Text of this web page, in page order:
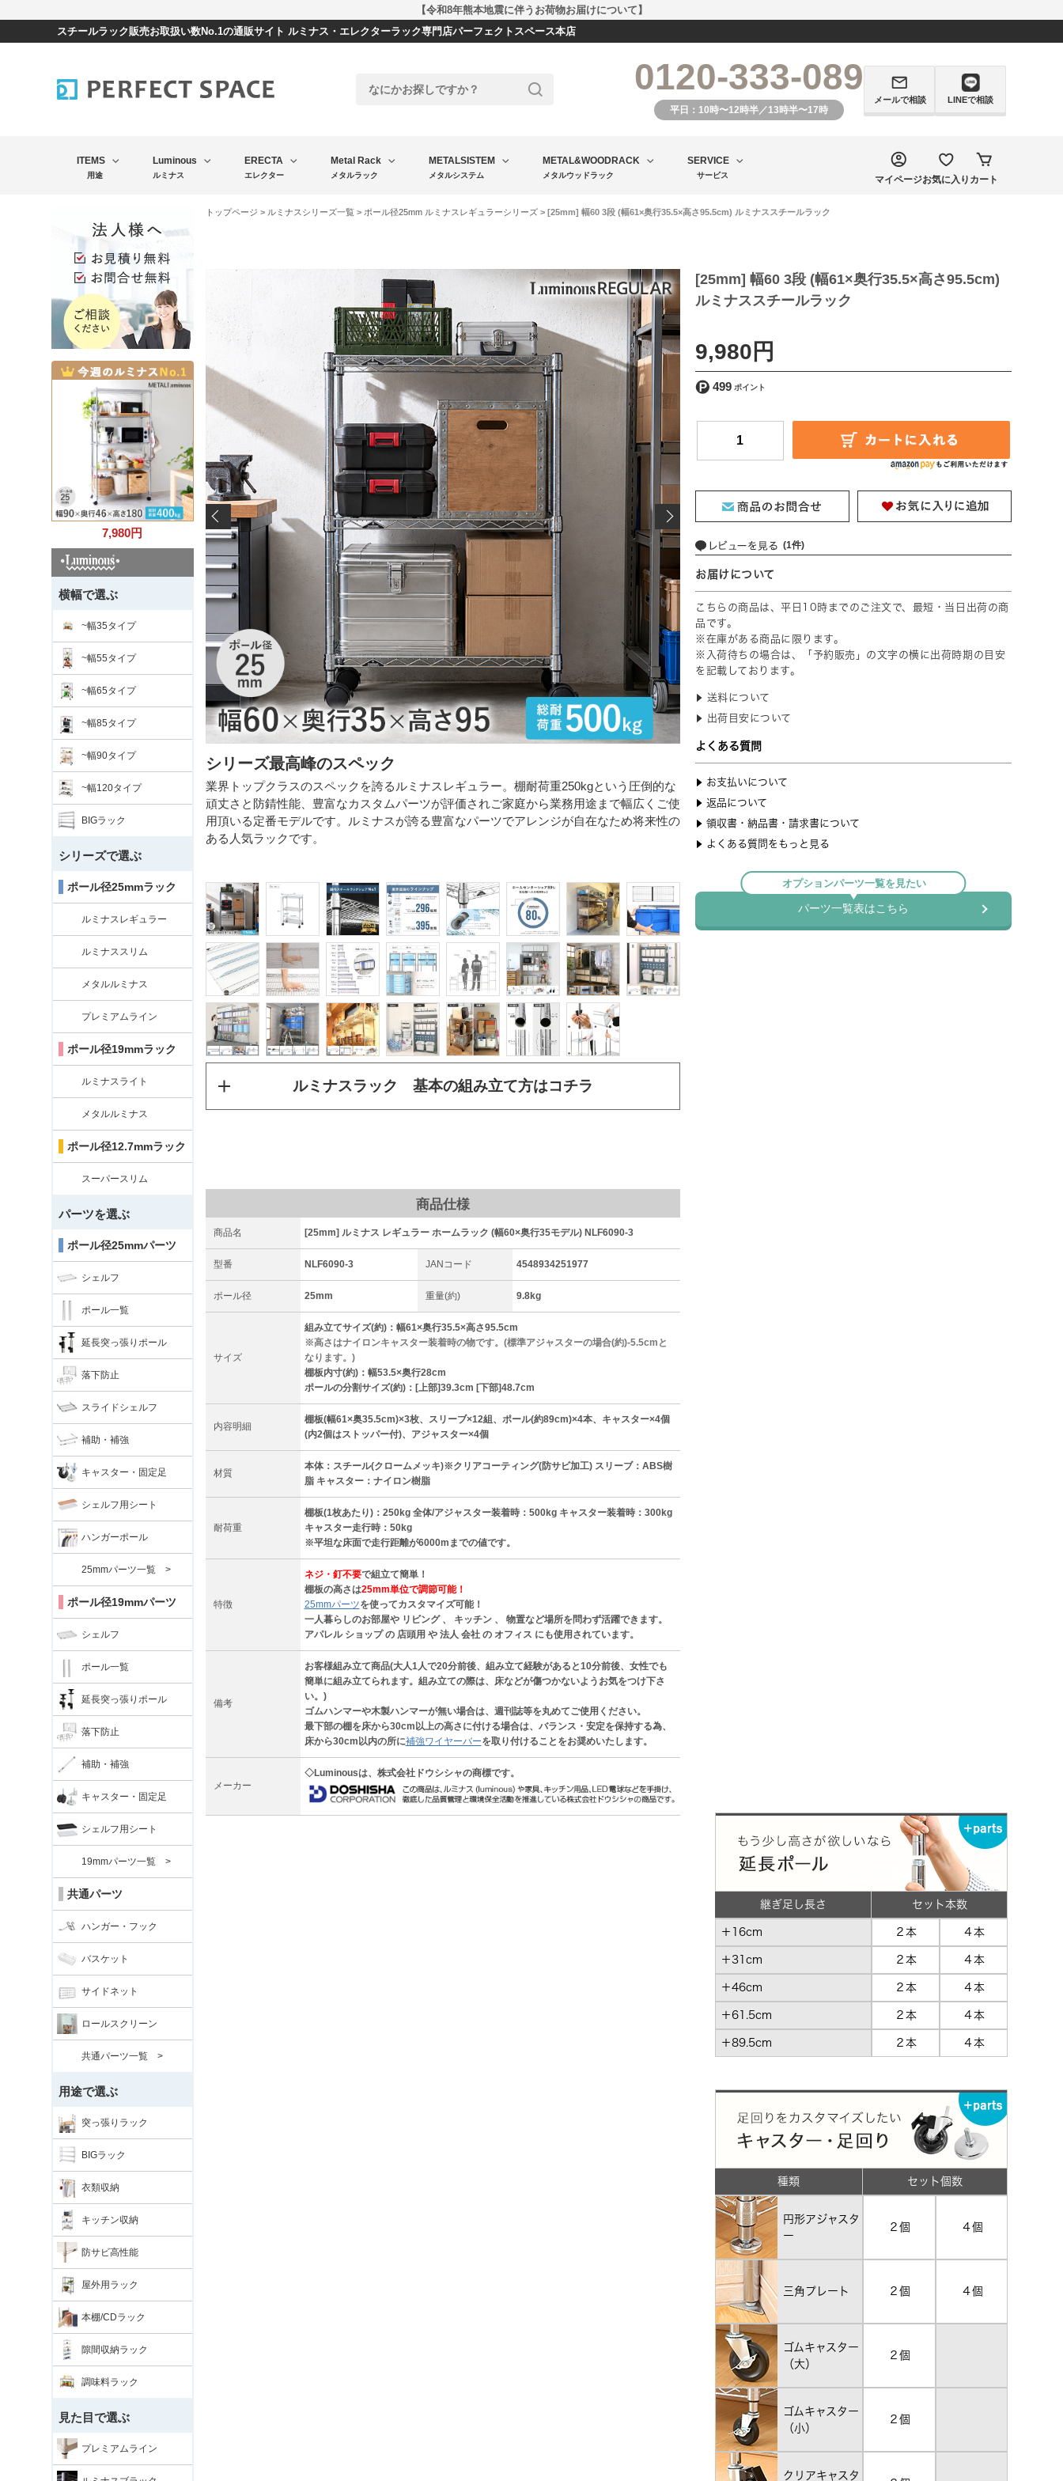
【令和8年熊本地震に伴うお荷物お届けについて】
スチールラック販売お取扱い数No.1の通販サイト ルミナス・エレクターラック専門店パーフェクトスペース本店
0120-333-089
平日：10時〜12時半／13時半〜17時
メールで相談 LINEで相談
ITEMS
用途
Luminous
ルミナス
ERECTA
エレクター
Metal Rack
メタルラック
METALSISTEM
メタルシステム
METAL&WOODRACK
メタルウッドラック
SERVICE
サービス マイページお気に入り カート
7,980円
横幅で選ぶ
~幅35タイプ
~幅55タイプ
~幅65タイプ
~幅85タイプ
~幅90タイプ
~幅120タイプ
BIGラック
シリーズで選ぶ
ポール径25mmラック
ルミナスレギュラー
ルミナススリム
メタルルミナス
プレミアムライン
ポール径19mmラック
ルミナスライト
メタルルミナス
ポール径12.7mmラック
スーパースリム
パーツを選ぶ
ポール径25mmパーツ
シェルフ
ポール一覧
延長突っ張りポール
落下防止
スライドシェルフ
補助・補強
キャスター・固定足
シェルフ用シート
ハンガーポール
25mmパーツ一覧 >
ポール径19mmパーツ
シェルフ
ポール一覧
延長突っ張りポール
落下防止
補助・補強
キャスター・固定足
シェルフ用シート
19mmパーツ一覧 >
共通パーツ
ハンガー・フック
バスケット
サイドネット
ロールスクリーン
共通パーツ一覧 >
用途で選ぶ
突っ張りラック
BIGラック
衣類収納
キッチン収納
防サビ高性能
屋外用ラック
本棚/CDラック
隙間収納ラック
調味料ラック
見た目で選ぶ
プレミアムライン
トップページ > ルミナスシリーズ一覧> ポール径25mm ルミナスレギュラーシリーズ> [25mm] 幅60 3段 (幅61×奥行35.5×高さ95.5cm) ルミナススチールラック
は横に倒すとやりやすいです。）
で叩いて固定します。
シリーズ最高峰のスペック
業界トップクラスのスペックを誇るルミナスレギュラー。棚耐荷重250kgという圧倒的な
頑丈さと防錆性能、豊富なカスタムパーツが評価されご家庭から業務用途まで幅広くご使
用頂いる定番モデルです。ルミナスが誇る豊富なパーツでアレンジが自在なため将来性の
ある人気ラックです。
スペック
型番：NLF6090-3
外寸：幅61×奥行35.5×高さ95.5cm
内寸：幅53.5×奥行28cm
耐荷重：棚板(1枚あたり)：250kg
ルミナスラック 基本の組み立て方はコチラ
商品仕様
商品名 [25mm] ルミナス レギュラー ホームラック (幅60×奥行35モデル) NLF6090-3
型番 NLF6090-3 JANコード 4548934251977
ポール径 25mm 重量(約) 9.8kg
サイズ
組み立てサイズ(約)：幅61×奥行35.5×高さ95.5cm
※高さはナイロンキャスター装着時の物です。(標準アジャスターの場合(約)-5.5cmと
なります。)
棚板内寸(約)：幅53.5×奥行28cm
ポールの分割サイズ(約)：[上部]39.3cm [下部]48.7cm
内容明細
棚板(幅61×奥35.5cm)×3枚、スリーブ×12組、ポール(約89cm)×4本、キャスター×4個
(内2個はストッパー付)、アジャスター×4個
材質
本体：スチール(クロームメッキ)※クリアコーティング(防サビ加工) スリーブ：ABS樹
脂 キャスター：ナイロン樹脂
耐荷重
棚板(1枚あたり)：250kg 全体/アジャスター装着時：500kg キャスター装着時：300kg
キャスター走行時：50kg
※平坦な床面で走行距離が6000mまでの値です。
特徴
ネジ・釘不要で組立て簡単！
棚板の高さは25mm単位で調節可能！
25mmパーツを使ってカスタマイズ可能！
一人暮らしのお部屋や リビング 、 キッチン 、 物置など場所を問わず活躍できます。
アパレル ショップ の 店頭用 や 法人 会社 の オフィス にも使用されています。
備考
お客様組み立て商品(大人1人で20分前後、組み立て経験があると10分前後、女性でも
簡単に組み立てられます。組み立ての際は、床などが傷つかないようお気をつけ下さ
い。)
ゴムハンマーや木製ハンマーが無い場合は、週刊誌等を丸めてご使用ください。
最下部の棚を床から30cm以上の高さに付ける場合は、バランス・安定を保持する為、
床から30cm以内の所に補強ワイヤーバーを取り付けることをお奨めいたします。
メーカー
◇Luminousは、株式会社ドウシシャの商標です。
[25mm] 幅60 3段 (幅61×奥行35.5×高さ95.5cm)
ルミナススチールラック
9,980円
499
(1件)